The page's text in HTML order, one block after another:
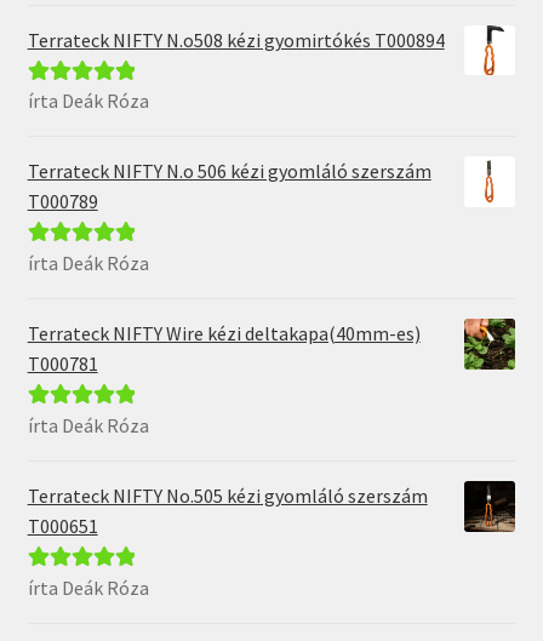
Terrateck NIFTY N.o508 kézi gyomirtókés T000894
Értékelés: 5/
írta Deák Róza
Terrateck NIFTY N.o 506 kézi gyomláló szerszám
T000789
Értékelés: 5/
írta Deák Róza
Terrateck NIFTY Wire kézi deltakapa(40mm-es)
T000781
Értékelés: 5/
írta Deák Róza
Terrateck NIFTY No.505 kézi gyomláló szerszám
T000651
Értékelés: 5/
írta Deák Róza